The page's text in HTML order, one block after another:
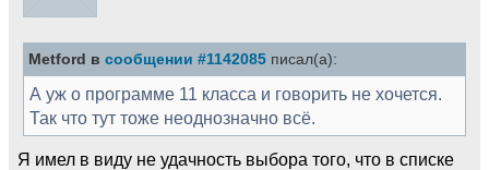
Metford в сообщении #1142085 писал(а):
А уж о программе 11 класса и говорить не хочется.
Так что тут тоже неоднозначно всё.
Я имел в виду не удачность выбора того, что в списке